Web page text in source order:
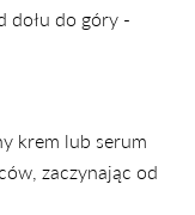
dołu do góry -
krem lub serum
zaczynając od